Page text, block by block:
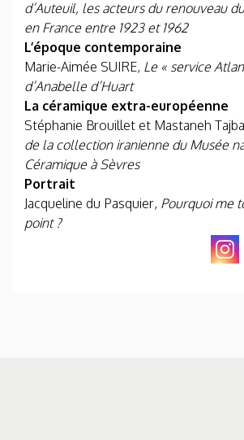
d’Auteuil, les acteurs du renouveau
en France entre 1923 et 1962
L’époque contemporaine
Marie-Aimée SUIRE, Le « service
d’Anabelle d’Huart
La céramique extra-européenne
Stéphanie Brouillet et Mastaneh
de la collection iranienne du Musée
Céramique à Sèvres
Portrait
Jacqueline du Pasquier, Pourquoi me
point ?